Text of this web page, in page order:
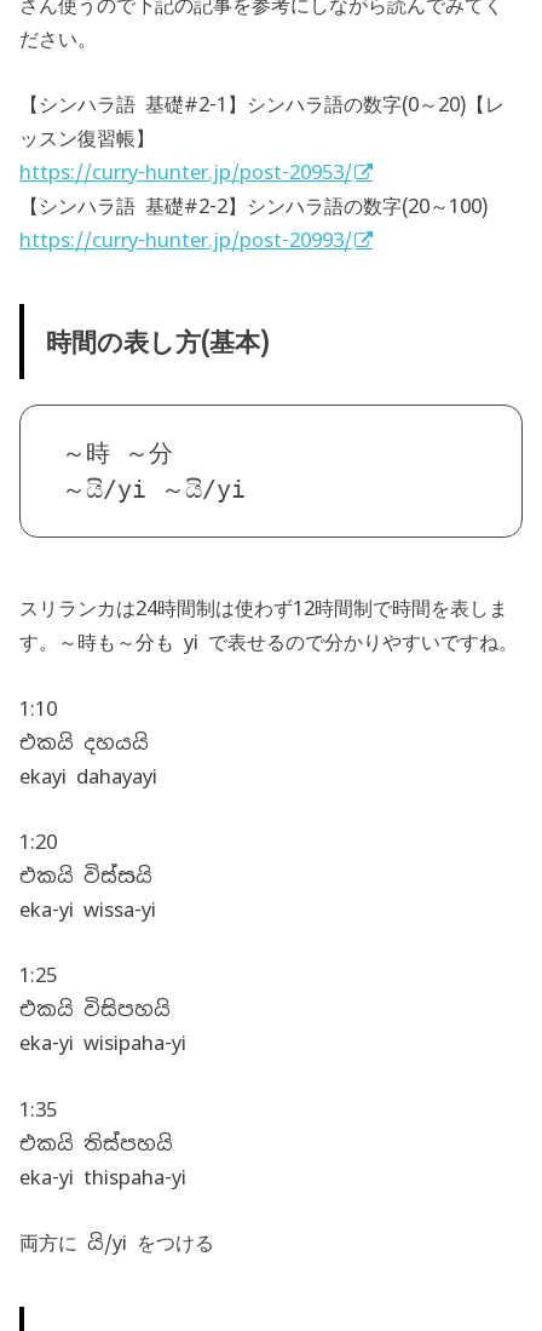
ださい。
【シンハラ語 基礎#2-1】シンハラ語の数字(0～20)【レ
ッスン復習帳】
https://curry-hunter.jp/post-20953/
【シンハラ語 基礎#2-2】シンハラ語の数字(20～100)
https://curry-hunter.jp/post-20993/
時間の表し方(基本)
～時 ～分
～යි/yi ～යි/yi
スリランカは24時間制は使わず12時間制で時間を表しま
す。～時も～分も yi で表せるので分かりやすいですね。
1:10
එකයි දහයයි
ekayi dahayayi
1:20
එකයි විස්සයි
eka-yi wissa-yi
1:25
එකයි විසිපහයි
eka-yi wisipaha-yi
1:35
එකයි තිස්පහයි
eka-yi thispaha-yi
両方に යි/yi をつける